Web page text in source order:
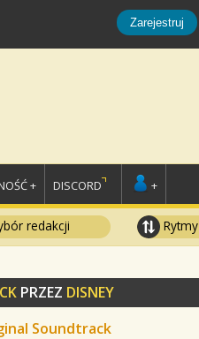
Zarejestruj
+ DISCORD +
redakcji Rytmy
PRZEZ DISNEY
Soundtrack